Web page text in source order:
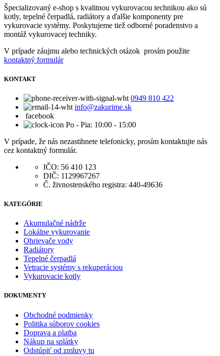
Špecializovaný e-shop s kvalitnou vykurovacou technikou ako sú
kotly, tepelné čerpadlá, radiátory a ďalšie komponenty pre
vykurovacie systémy. Poskytujeme tiež odborné poradenstvo a
montáž vykurovacej techniky.
V prípade záujmu alebo technických otázok prosím použite
kontaktný formulár
KONTAKT
0949 810 422
info@zakurime.sk
facebook
Po - Pia: 10:00 - 15:00
V prípade, že nás nezastihnete telefonicky, prosím kontaktujte nás
cez kontaktný formulár.
IČO: 56 410 123
DIČ: 1129967267
Č. živnostenského registra: 440-49636
KATEGÓRIE
Akumulačné nádrže
Lokálne vykurovanie
Ohrievače vody
Radiátory
Tepelné čerpadlá
Vetracie systémy s rekuperáciou
Vykurovacie kotly
DOKUMENTY
Obchodné podmienky
Politika súborov cookies
Doprava a platba
Nákup na splátky
Odstúpiť od zmluvy tu